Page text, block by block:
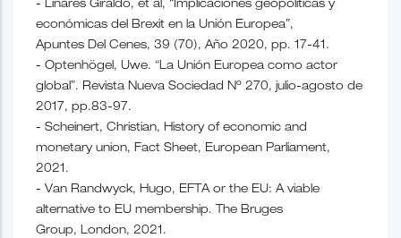
- Linares Giraldo, et al, “Implicaciones geopolíticas y
económicas del Brexit en la Unión Europea”,
Apuntes Del Cenes, 39 (70), Año 2020, pp. 17-41.
- Optenhögel, Uwe. “La Unión Europea como actor
global”. Revista Nueva Sociedad Nº 270, julio-agosto de
2017, pp.83-97.
- Scheinert, Christian, History of economic and
monetary union, Fact Sheet, European Parliament,
2021.
- Van Randwyck, Hugo, EFTA or the EU: A viable
alternative to EU membership. The Bruges
Group, London, 2021.